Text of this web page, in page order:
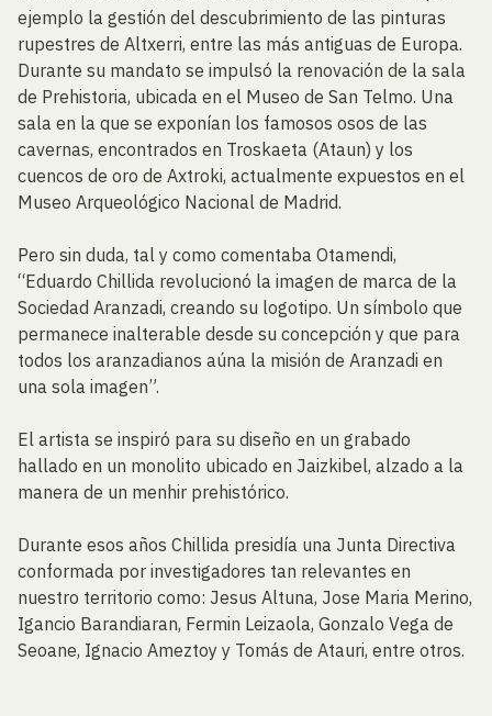
ejemplo la gestión del descubrimiento de las pinturas
rupestres de Altxerri, entre las más antiguas de Europa.
Durante su mandato se impulsó la renovación de la sala
de Prehistoria, ubicada en el Museo de San Telmo. Una
sala en la que se exponían los famosos osos de las
cavernas, encontrados en Troskaeta (Ataun) y los
cuencos de oro de Axtroki, actualmente expuestos en el
Museo Arqueológico Nacional de Madrid.
Pero sin duda, tal y como comentaba Otamendi,
“Eduardo Chillida revolucionó la imagen de marca de la
Sociedad Aranzadi, creando su logotipo. Un símbolo que
permanece inalterable desde su concepción y que para
todos los aranzadianos aúna la misión de Aranzadi en
una sola imagen”.
El artista se inspiró para su diseño en un grabado
hallado en un monolito ubicado en Jaizkibel, alzado a la
manera de un menhir prehistórico.
Durante esos años Chillida presidía una Junta Directiva
conformada por investigadores tan relevantes en
nuestro territorio como: Jesus Altuna, Jose Maria Merino,
Igancio Barandiaran, Fermin Leizaola, Gonzalo Vega de
Seoane, Ignacio Ameztoy y Tomás de Atauri, entre otros.